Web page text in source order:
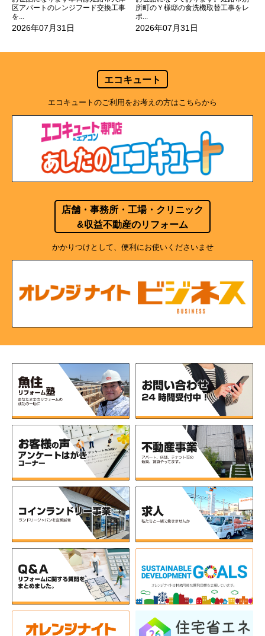
区アパートのレンジフード交換工事
を...
2026年07月31日
所町のＹ様邸の食洗機取替工事をレ
ポ...
2026年07月31日
エコキュート
エコキュートのご利用をお考えの方はこちらから
店舗・事務所・工場・クリニック
&収益不動産のリフォーム
かかりつけとして、便利にお使いくださいませ